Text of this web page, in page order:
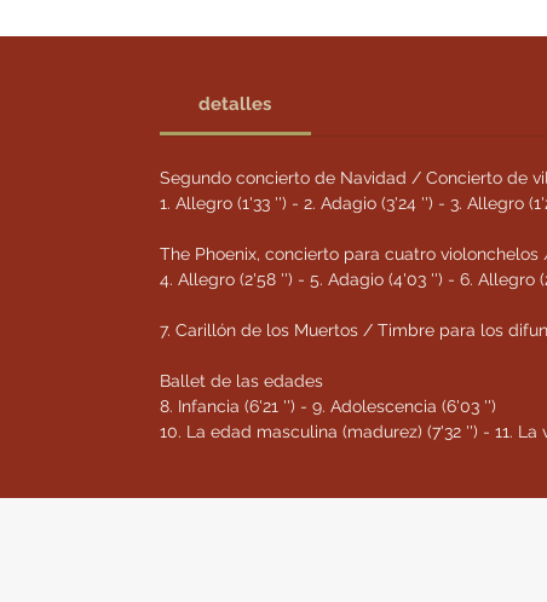
detalles
Segundo concierto de Navidad / Concierto de
1. Allegro (1'33 '') - 2. Adagio (3'24 '') - 3. Allegro
The Phoenix, concierto para cuatro
4. Allegro (2'58 '') - 5. Adagio (4'03 '') - 6. Allegro
7. Carillón de los Muertos / Timbre para los
Ballet de las edades
8. Infancia (6'21 '') - 9. Adolescencia (6'03 '')
10. La edad masculina (madurez) (7'32 '') - 11. La